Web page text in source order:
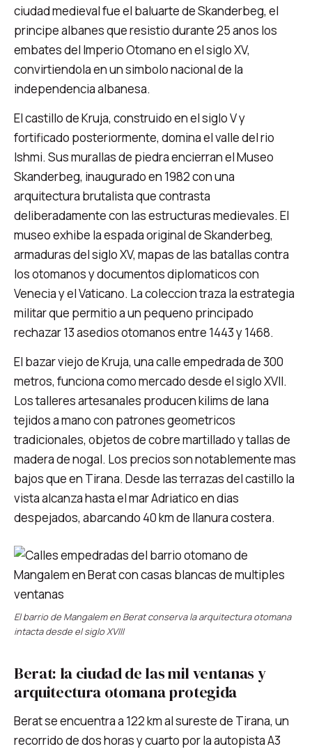
ciudad medieval fue el baluarte de Skanderbeg, el
principe albanes que resistio durante 25 anos los
embates del Imperio Otomano en el siglo XV,
convirtiendola en un simbolo nacional de la
independencia albanesa.
El castillo de Kruja, construido en el siglo V y
fortificado posteriormente, domina el valle del rio
Ishmi. Sus murallas de piedra encierran el Museo
Skanderbeg, inaugurado en 1982 con una
arquitectura brutalista que contrasta
deliberadamente con las estructuras medievales. El
museo exhibe la espada original de Skanderbeg,
armaduras del siglo XV, mapas de las batallas contra
los otomanos y documentos diplomaticos con
Venecia y el Vaticano. La coleccion traza la estrategia
militar que permitio a un pequeno principado
rechazar 13 asedios otomanos entre 1443 y 1468.
El bazar viejo de Kruja, una calle empedrada de 300
metros, funciona como mercado desde el siglo XVII.
Los talleres artesanales producen kilims de lana
tejidos a mano con patrones geometricos
tradicionales, objetos de cobre martillado y tallas de
madera de nogal. Los precios son notablemente mas
bajos que en Tirana. Desde las terrazas del castillo la
vista alcanza hasta el mar Adriatico en dias
despejados, abarcando 40 km de llanura costera.
El barrio de Mangalem en Berat conserva la arquitectura otomana
intacta desde el siglo XVIII
Berat: la ciudad de las mil ventanas y
arquitectura otomana protegida
Berat se encuentra a 122 km al sureste de Tirana, un
recorrido de dos horas y cuarto por la autopista A3